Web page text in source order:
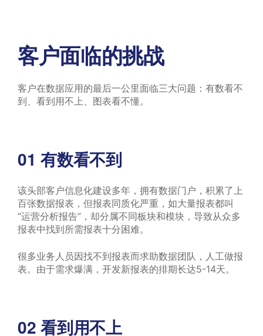
客户面临的挑战
客户在数据应用的最后一公里面临三大问题：有数看不
到、看到用不上、图表看不懂。
01 有数看不到
该头部客户信息化建设多年，拥有数据门户，积累了上
百张数据报表，但报表同质化严重，如大量报表都叫
“运营分析报告”，却分属不同板块和模块，导致从众多
报表中找到所需报表十分困难。
很多业务人员因找不到报表而求助数据团队，人工做报
表。由于需求爆满，开发新报表的排期长达5-14天。
02看到用不上